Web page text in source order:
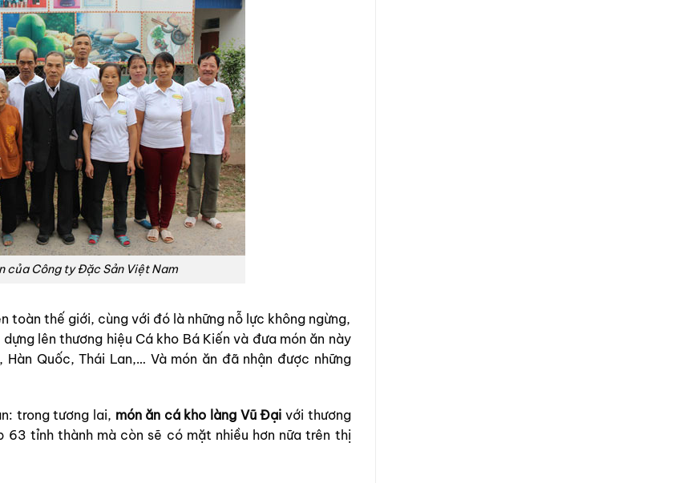
của Công ty Đặc Sản Việt Nam
toàn thế giới, cùng với đó là những nỗ lực không ngừng,
lên thương hiệu Cá kho Bá Kiến và đưa món ăn này
Quốc, Thái Lan,… Và món ăn đã nhận được những
trong tương lai, món ăn cá kho làng Vũ Đại với thương
63 tỉnh thành mà còn sẽ có mặt nhiều hơn nữa trên thị